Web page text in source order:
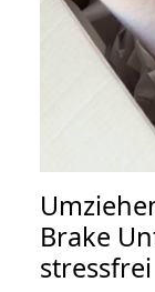
Brake
stressfrei